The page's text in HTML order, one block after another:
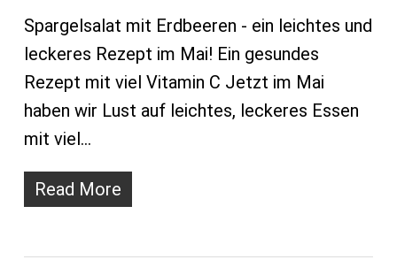
Spargelsalat mit Erdbeeren - ein leichtes und
leckeres Rezept im Mai! Ein gesundes
Rezept mit viel Vitamin C Jetzt im Mai
haben wir Lust auf leichtes, leckeres Essen
mit viel…
Read More